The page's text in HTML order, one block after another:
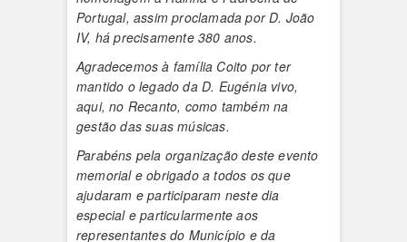
Portugal, assim proclamada por D. João
IV, há precisamente 380 anos.
Agradecemos à família Coito por ter
mantido o legado da D. Eugénia vivo,
aqui, no Recanto, como também na
gestão das suas músicas.
Parabéns pela organização deste evento
memorial e obrigado a todos os que
ajudaram e participaram neste dia
especial e particularmente aos
representantes do Município e da